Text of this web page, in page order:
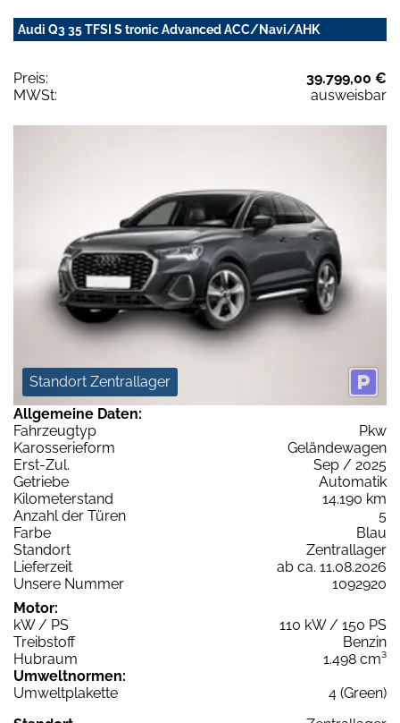
Audi Q3 35 TFSI S tronic Advanced ACC/Navi/AHK
Preis:
39.799,00 €
MWSt:
ausweisbar
Standort Zentrallager
Allgemeine Daten:
Fahrzeugtyp
Pkw
Karosserieform
Geländewagen
Erst-Zul.
Sep / 2025
Getriebe
Automatik
Kilometerstand
14.190 km
Anzahl der Türen
5
Farbe
Blau
Standort
Zentrallager
Lieferzeit
ab ca. 11.08.2026
Unsere Nummer
1092920
Motor:
kW / PS
110 kW / 150 PS
Treibstoff
Benzin
Hubraum
1.498 cm³
Umweltnormen:
Umweltplakette
4 (Green)